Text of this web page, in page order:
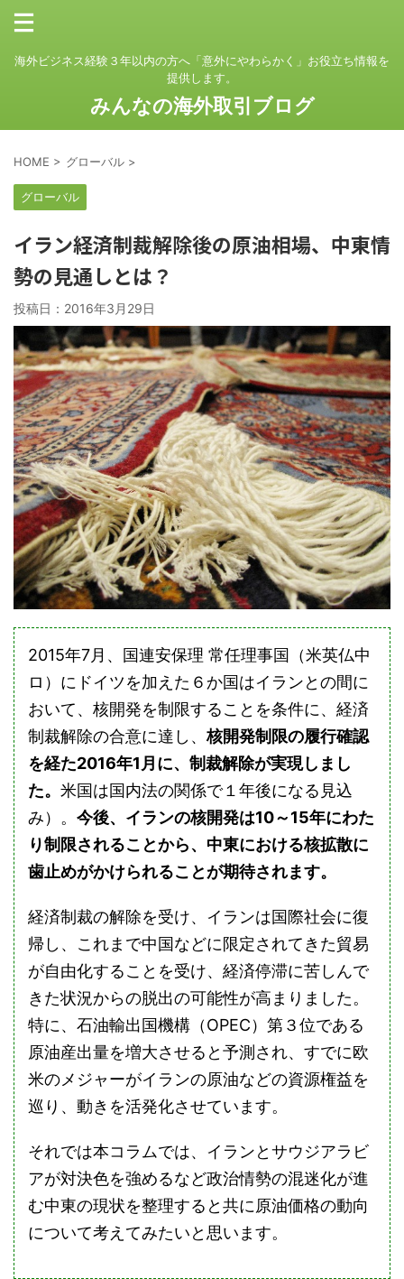
海外ビジネス経験３年以内の方へ「意外にやわらかく」お役立ち情報を
提供します。
みんなの海外取引ブログ
HOME > グローバル >
グローバル
イラン経済制裁解除後の原油相場、中東情
勢の見通しとは？
投稿日： 2016年3月29日
2015年7月、国連安保理 常任理事国（米英仏中
ロ）にドイツを加えた６か国はイランとの間に
おいて、核開発を制限することを条件に、経済
制裁解除の合意に達し、核開発制限の履行確認
を経た2016年1月に、制裁解除が実現しまし
た。 米国は国内法の関係で１年後になる見込
み）。 今後、イランの核開発は10～15年にわた
り制限されることから、中東における核拡散に
歯止めがかけられることが期待されます。
経済制裁の解除を受け、イランは国際社会に復
帰し、これまで中国などに限定されてきた貿易
が自由化することを受け、経済停滞に苦しんで
きた状況からの脱出の可能性が高まりました。
特に、石油輸出国機構（OPEC）第３位である
原油産出量を増大させると予測され、すでに欧
米のメジャーがイランの原油などの資源権益を
巡り、動きを活発化させています。
それでは本コラムでは、イランとサウジアラビ
アが対決色を強めるなど政治情勢の混迷化が進
む中東の現状を整理すると共に原油価格の動向
について考えてみたいと思います。